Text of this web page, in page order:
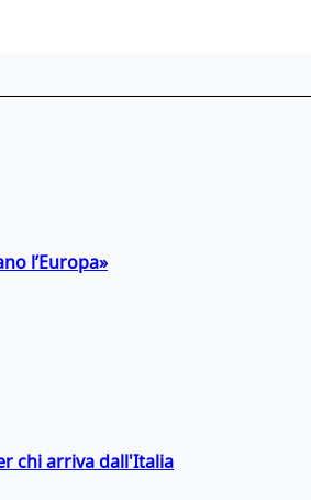
l’Europa»
chi arriva dall'Italia